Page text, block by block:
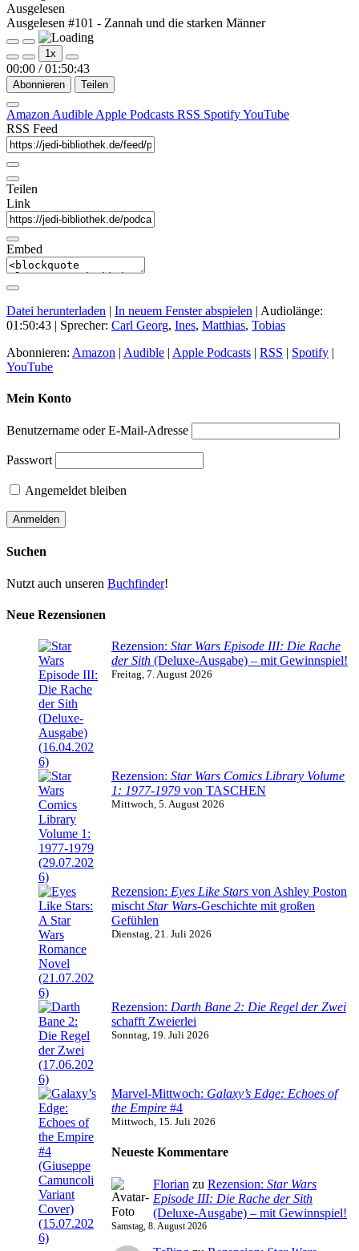
Ausgelesen
Ausgelesen #101 - Zannah und die starken Männer
Play
Episode
Pause
Episode
1x
00:00 / 01:50:43
Abonnieren Teilen
Amazon Audible Apple Podcasts RSS SpotifyYouTube
RSS Feed
Teilen
Link
Embed
Datei herunterladen | In neuem Fenster abspielen | Audiolänge:
01:50:43 | Sprecher: Carl Georg, Ines, Matthias, Tobias
Abonnieren: Amazon | Audible | Apple Podcasts | RSS | Spotify |
YouTube
Mein Konto
Benutzername oder E-Mail-Adresse
Passwort
Angemeldet bleiben
Suchen
Nutzt auch unseren Buchfinder!
Neue Rezensionen
Rezension: Star Wars Episode III: Die Rache
der Sith (Deluxe-Ausgabe) – mit Gewinnspiel!
Freitag, 7. August 2026
Rezension: Star Wars Comics Library Volume
1: 1977-1979 von TASCHEN
Mittwoch, 5. August 2026
Rezension: Eyes Like Stars von Ashley Poston
mischt Star Wars-Geschichte mit großen
Gefühlen
Dienstag, 21. Juli 2026
Rezension: Darth Bane 2: Die Regel der Zwei
schafft Zweierlei
Sonntag, 19. Juli 2026
Marvel-Mittwoch: Galaxy’s Edge: Echoes of
the Empire #4
Mittwoch, 15. Juli 2026
Neueste Kommentare
Florian zu Rezension: Star Wars
Episode III: Die Rache der Sith
(Deluxe-Ausgabe) – mit Gewinnspiel!
Samstag, 8. August 2026